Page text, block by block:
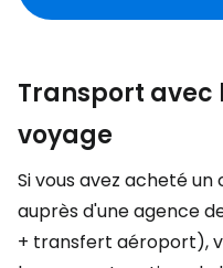
Transport avec
voyage
Si vous avez acheté
auprès d'une agence
+ transfert aéroport),